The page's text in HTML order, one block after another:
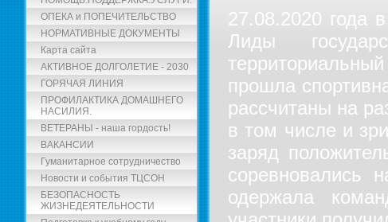
ОПЕКА и ПОПЕЧИТЕЛЬСТВО
НОРМАТИВНЫЕ ДОКУМЕНТЫ
Карта сайта
АКТИВНОЕ ДОЛГОЛЕТИЕ - 2030
ГОРЯЧАЯ ЛИНИЯ
ПРОФИЛАКТИКА ДОМАШНЕГО
НАСИЛИЯ.
ВЕТЕРАНЫ - наша гордость!
ВАКАНСИИ
Гуманитарное сотрудничество
Новости и события ТЦСОН
БЕЗОПАСНОСТЬ
ЖИЗНЕДЕЯТЕЛЬНОСТИ
27.08.2020 года
Лиды
прошла
рассчитаны на
в том числе и
заряд
соревновались
одержала